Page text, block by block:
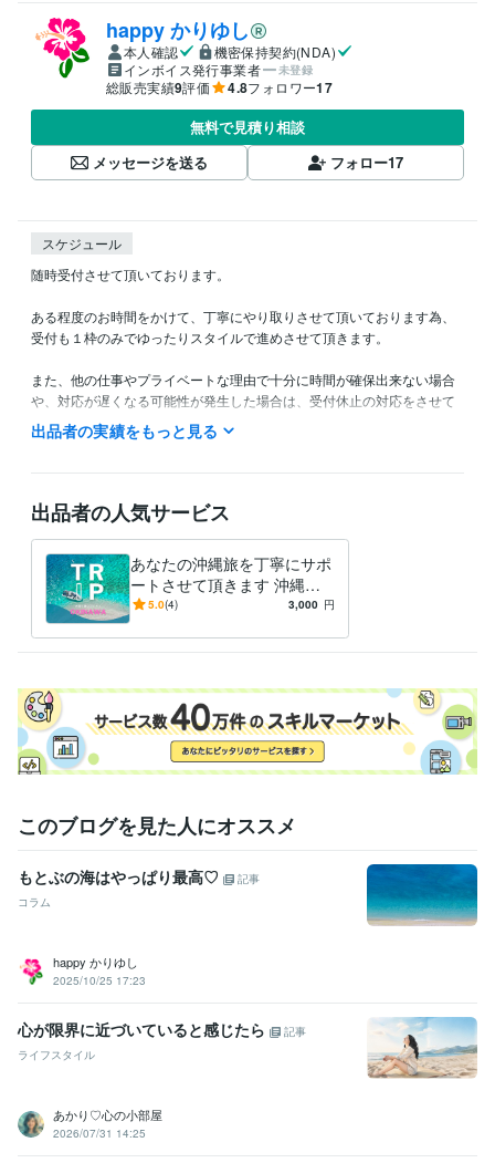
happy かりゆし
本人確認
機密保持契約(NDA)
インボイス発行事業者
未登録
総販売実績9評価 4.8フォロワー17
無料で見積り相談
メッセージを送る
フォロー17
スケジュール
随時受付させて頂いております。
ある程度のお時間をかけて、丁寧にやり取りさせて頂いております為、
受付も１枠のみでゆったりスタイルで進めさせて頂きます。
また、他の仕事やプライベートな理由で十分に時間が確保出来ない場合
や、対応が遅くなる可能性が発生した場合は、受付休止の対応をさせて
頂いております。
得意分野
住まい・美容・生活相談
沖縄旅のニーズに合わせた楽しみ方やご提
旅行 航空 スキンケア 女子力アップ マイラー
沖縄旅行
美容 沖縄リピーター
出品者の実績をもっと見る
出品者の人気サービス
あなたの沖縄旅を丁寧にサポ
ートさせて頂きます 沖縄大
好き超リピーターの元CAが
5.0(4) 3,000 円
このブログを見た人にオススメ
もとぶの海はやっぱり最高♡
記事
コラム
happy かりゆし
2025/10/25 17:23
心が限界に近づいていると感じたら
記事
ライフスタイル
あかり♡心の小部屋
2026/07/31 14:25